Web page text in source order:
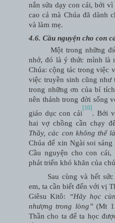
nắn sửa dạy con cái, bởi
cao cả mà Chúa đã dành
và làm mẹ.
4.6. Cầu nguyện cho con
Một trong những
nhớ, đó là ý thức mình là
Chúa: cộng tác trong việc
việc truyền sinh cũng
trong những ơn của bí
nên thánh trong đời sống
giáo dục con cái
[10]
. Bởi
hai vợ chồng cần chạy
Thầy, các con không thể
Chúa để xin Ngài soi
Cầu nguyện cho con
phát triển khó khăn của
Sau cùng và hết
em, ta cần biết đến với vị
Giêsu Kitô:
“Hãy học
nhượng trong lòng”(Mt
Thần cho ta để ta học